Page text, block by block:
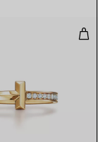
Gliedern in T